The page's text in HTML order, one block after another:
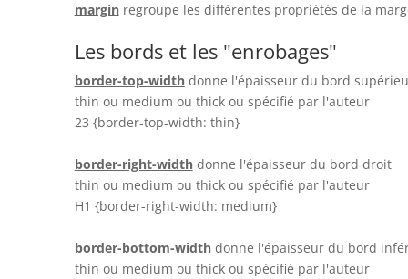
marginregroupe les différentes propriétés de la
Les bords et les "enrobages"
border-top-widthdonne l'épaisseur du bord
thin ou medium ou thick ou spécifié par l'auteur
23 {border-top-width: thin}
border-right-widthdonne l'épaisseur du bord droit
thin ou medium ou thick ou spécifié par l'auteur
H1 {border-right-width: medium}
border-bottom-widthdonne l'épaisseur du bord
thin ou medium ou thick ou spécifié par l'auteur